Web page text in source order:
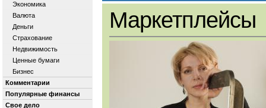
Экономика
Валюта
Деньги
Страхование
Недвижимость
Ценные бумаги
Бизнес
Комментарии
Популярные финансы
Свое дело
Маркетплейсы